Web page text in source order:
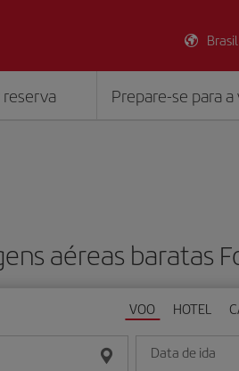
Prepare-se para
aéreas baratas
VOO HOTEL
Data de ida
Insira a data no